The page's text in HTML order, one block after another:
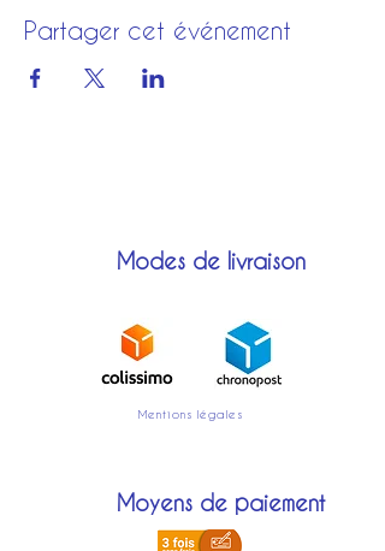
Partager cet événement
Modes de livraison
Mentions légales
Moyens de paiement